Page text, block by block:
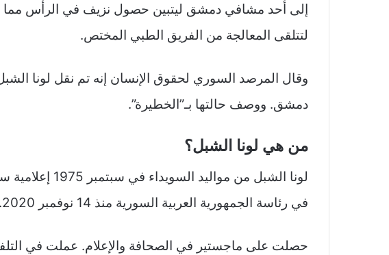
إلى أحد مشافي دمشق ليتبين حصول نزيف في الرأس مما
لتتلقى المعالجة من الفريق الطبي المختص.
وقال المرصد السوري لحقوق الإنسان إنه تم نقل لونا
دمشق. ووصف حالتها بـ”الخطيرة”.
من هي لونا الشبل؟
لونا الشبل من
في رئاسة الجمهورية العربية السورية منذ 14 نوفمبر 2020.
حصلت على ماجستير في الصحافة والإعلام. عملت في